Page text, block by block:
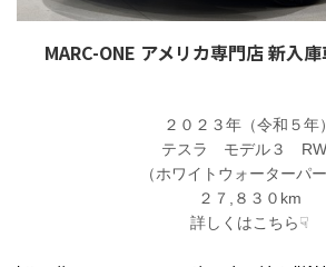
MARC-ONE アメリカ専門店 新入
２０２３年（令和５年）
テスラ モデル３
（ホワイトウォーターパー
２７,８３０km
詳しくはこちら☟